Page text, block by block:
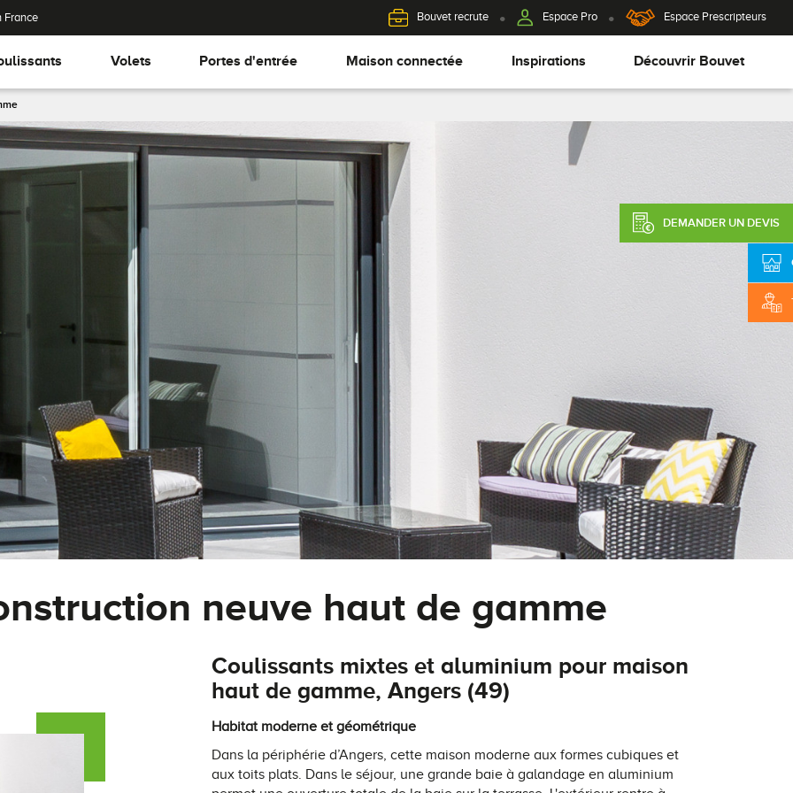
France Bouvet recrute Espace Pro Espace Prescripteurs
Volets Portes d'entrée Maison connectée Inspirations Découvrir Bouvet
DEMANDER UN DEVIS
neuve haut de gamme
Coulissants mixtes et aluminium pour maison
haut de gamme, Angers (49)
Habitat moderne et géométrique
Dans la périphérie d’Angers, cette maison moderne aux formes cubiques et
aux toits plats. Dans le séjour, une grande baie à galandage en aluminium